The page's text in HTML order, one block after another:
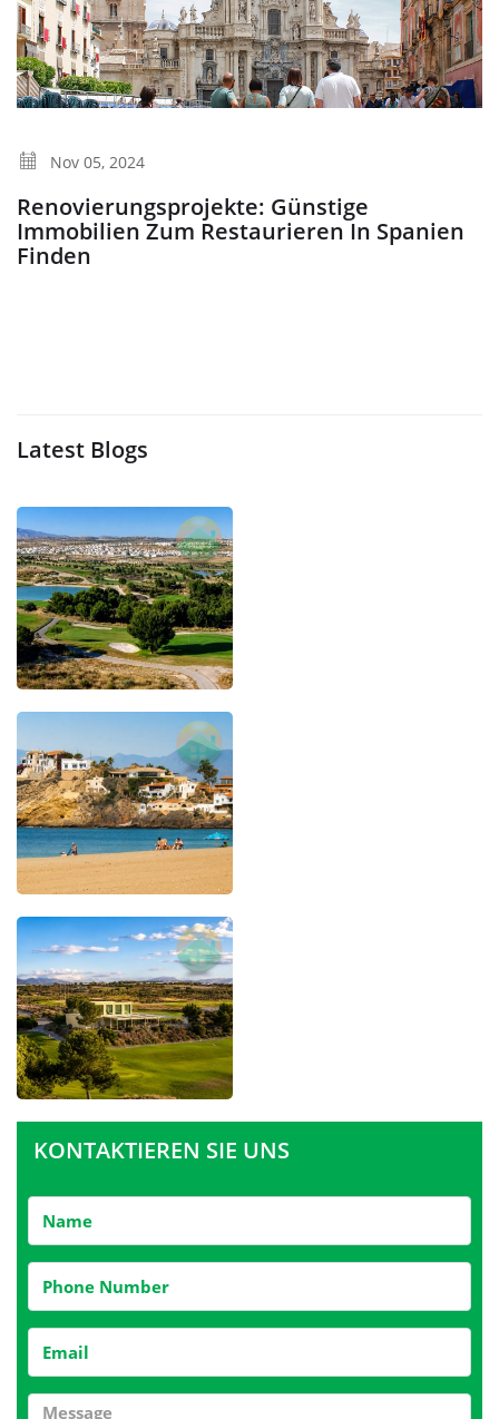
Nov 05, 2024
Renovierungsprojekte: Günstige
Immobilien Zum Restaurieren In Spanien
Finden
Latest Blogs
KONTAKTIEREN SIE UNS